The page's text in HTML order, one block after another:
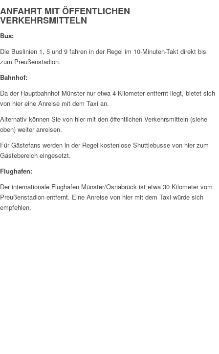
ANFAHRT MIT ÖFFENTLICHEN
VERKEHRSMITTELN
Bus:
Die Buslinien 1, 5 und 9 fahren in der Regel im 10-Minuten-Takt direkt bis
zum Preußenstadion.
Bahnhof:
Da der Hauptbahnhof Münster nur etwa 4 Kilometer entfernt liegt, bietet sich
von hier eine Anreise mit dem Taxi an.
Alternativ können Sie von hier mit den öffentlichen Verkehrsmitteln (siehe
oben) weiter anreisen.
Für Gästefans werden in der Regel kostenlose Shuttlebusse von hier zum
Gästebereich eingesetzt.
Flughafen:
Der internationale Flughafen Münster/Osnabrück ist etwa 30 Kilometer vom
Preußenstadion entfernt. Eine Anreise von hier mit dem Taxi würde sich
empfehlen.